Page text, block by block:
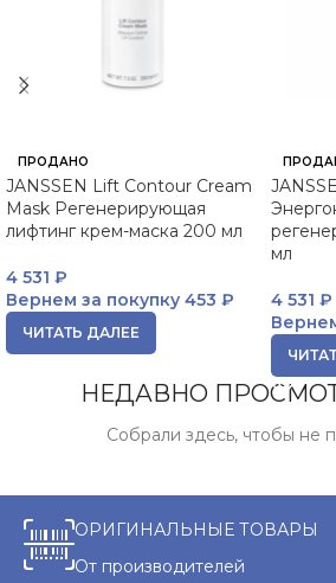
ПРОДАНО
JANSSEN Lift Contour Cream
Mask Регенерирующая
лифтинг крем-маска 200 мл
4 531 ₽
Вернем за покупку 453 ₽
ЧИТАТЬ ДАЛЕЕ
мл
4 531 ₽
НЕДАВНО
Собрали здесь, чтобы не
ОРИГИНАЛЬНЫЕ ТОВАРЫ
От производителей